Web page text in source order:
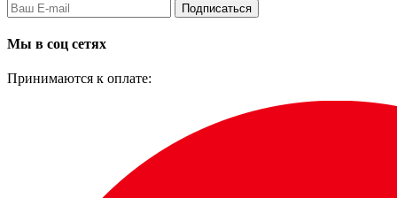
Подписаться
Мы в соц сетях
Принимаются к оплате: